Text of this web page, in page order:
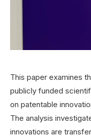
This paper examines
publicly funded
on patentable
The analysis
innovations are